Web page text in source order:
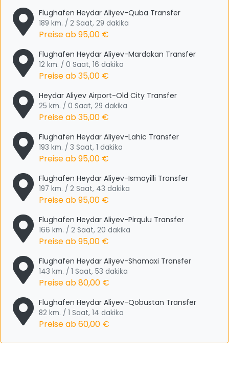
Flughafen Heydar Aliyev-Quba Transfer
189 km. / 2 Saat, 29 dakika
Preise ab95,00 €
Flughafen Heydar Aliyev-Mardakan Transfer
12 km. / 0 Saat, 16 dakika
Preise ab35,00 €
Heydar Aliyev Airport-Old City Transfer
25 km. / 0 Saat, 29 dakika
Preise ab35,00 €
Flughafen Heydar Aliyev-Lahic Transfer
193 km. / 3 Saat, 1 dakika
Preise ab95,00 €
Flughafen Heydar Aliyev-Ismayilli Transfer
197 km. / 2 Saat, 43 dakika
Preise ab95,00 €
Flughafen Heydar Aliyev-Pirqulu Transfer
166 km. / 2 Saat, 20 dakika
Preise ab95,00 €
Flughafen Heydar Aliyev-Shamaxi Transfer
143 km. / 1 Saat, 53 dakika
Preise ab80,00 €
Flughafen Heydar Aliyev-Qobustan Transfer
82 km. / 1 Saat, 14 dakika
Preise ab60,00 €